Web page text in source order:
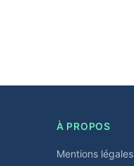
À PROPOS
Mentions légales